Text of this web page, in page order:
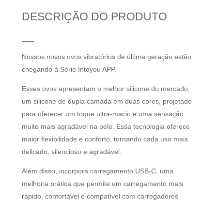
DESCRIÇÃO DO PRODUTO
Nossos novos ovos vibratórios de última geração estão
chegando à Série Intoyou APP.
Esses ovos apresentam o melhor silicone do mercado,
um silicone de dupla camada em duas cores, projetado
para oferecer um toque ultra-macio e uma sensação
muito mais agradável na pele. Essa tecnologia oferece
maior flexibilidade e conforto, tornando cada uso mais
delicado, silencioso e agradável.
Além disso, incorpora carregamento USB-C, uma
melhoria prática que permite um carregamento mais
rápido, confortável e compatível com carregadores